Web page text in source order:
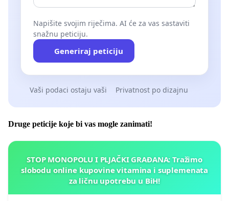
Napišite svojim riječima. AI će za vas sastaviti
snažnu peticiju.
Generiraj peticiju
Vaši podaci ostaju vaši Privatnost po dizajnu
Druge peticije koje bi vas mogle zanimati!
STOP MONOPOLU I PLJAČKI GRAĐANA: Tražimo
slobodu online kupovine vitamina i suplemenata
za ličnu upotrebu u BiH!